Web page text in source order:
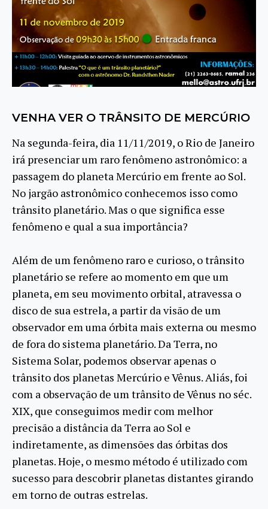
VENHA VER O TRÂNSITO DE MERCÚRIO
Na segunda-feira, dia 11/11/2019, o Rio de Janeiro
irá presenciar um raro fenômeno astronômico: a
passagem do planeta Mercúrio em frente ao Sol.
No jargão astronômico conhecemos isso como
trânsito planetário. Mas o que significa esse
fenômeno e qual a sua importância?
Além de um fenômeno raro e curioso, o trânsito
planetário se refere ao momento em que um
planeta, em seu movimento orbital, atravessa o
disco de sua estrela, a partir da visão de um
observador em uma órbita mais externa ou mesmo
de fora do sistema planetário. Da Terra, no
Sistema Solar, podemos observar apenas o
trânsito dos planetas Mercúrio e Vênus. Aliás, foi
com a observação de um trânsito de Vênus no séc.
XIX, que conseguimos medir com melhor
precisão a distância da Terra ao Sol e
indiretamente, as dimensões das órbitas dos
planetas. Hoje, o mesmo método é utilizado com
sucesso para descobrir planetas distantes girando
em torno de outras estrelas.